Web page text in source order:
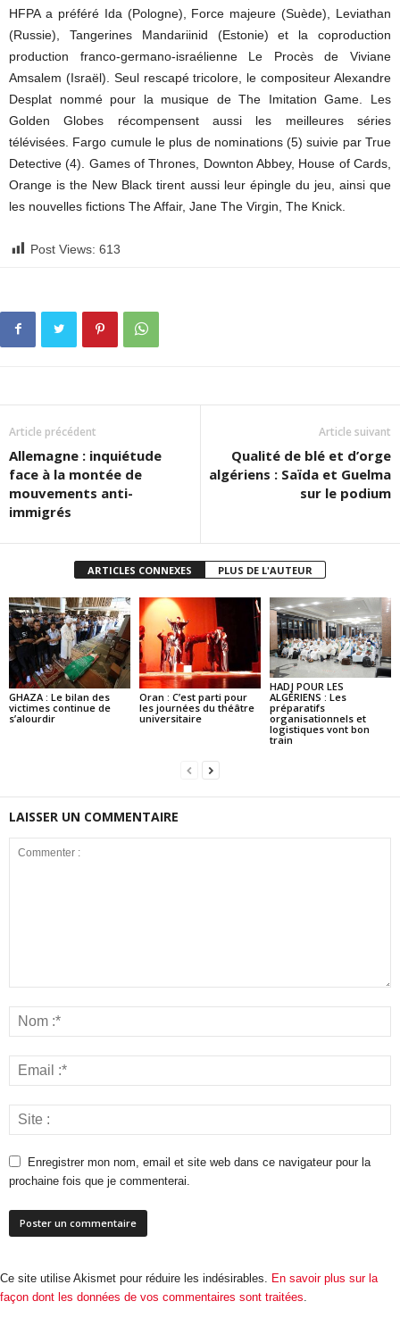
HFPA a préféré Ida (Pologne), Force majeure (Suède), Leviathan
(Russie), Tangerines Mandariinid (Estonie) et la coproduction
production franco-germano-israélienne Le Procès de Viviane
Amsalem (Israël). Seul rescapé tricolore, le compositeur Alexandre
Desplat nommé pour la musique de The Imitation Game. Les
Golden Globes récompensent aussi les meilleures séries
télévisées. Fargo cumule le plus de nominations (5) suivie par True
Detective (4). Games of Thrones, Downton Abbey, House of Cards,
Orange is the New Black tirent aussi leur épingle du jeu, ainsi que
les nouvelles fictions The Affair, Jane The Virgin, The Knick.
Post Views: 613
Article précédent
Allemagne : inquiétude
face à la montée de
mouvements anti-
immigrés
Article suivant
Qualité de blé et d’orge
algériens : Saïda et Guelma
sur le podium
ARTICLES CONNEXES PLUS DE L'AUTEUR
GHAZA : Le bilan des
victimes continue de
s’alourdir
Oran : C’est parti pour
les journées du théâtre
universitaire
HADJ POUR LES
ALGÉRIENS : Les
préparatifs
organisationnels et
logistiques vont bon
train
LAISSER UN COMMENTAIRE
Enregistrer mon nom, email et site web dans ce navigateur pour la
prochaine fois que je commenterai.
Ce site utilise Akismet pour réduire les indésirables. En savoir plus sur la
façon dont les données de vos commentaires sont traitées.